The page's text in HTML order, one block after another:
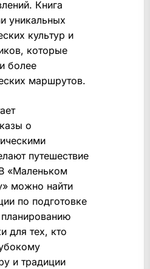
Книга
уникальных
культур и
которые
более
маршрутов.
о
путешествие
«Маленьком
можно найти
по подготовке
для тех, кто
и традиции